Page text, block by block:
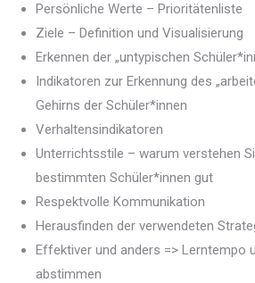
Persönliche Werte – Prioritätenliste
Ziele – Definition und Visualisierung
Erkennen der „untypischen
Indikatoren zur Erkennung des
Gehirns der Schüler*innen
Verhaltensindikatoren
Unterrichtsstile – warum verstehen
bestimmten Schüler*innen gut
Respektvolle Kommunikation
Herausfinden der verwendeten
Effektiver und anders => Lerntempo
abstimmen